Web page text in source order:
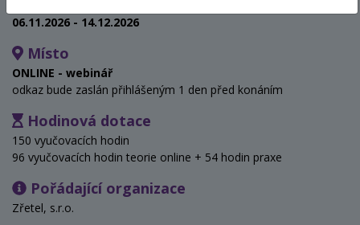
06.11.2026 - 14.12.2026
Místo
ONLINE - webinář
odkaz bude zaslán přihlášeným 1 den před konáním
Hodinová dotace
150 vyučovacích hodin
96 vyučovacích hodin teorie online + 54 hodin praxe
Pořádající organizace
Zřetel, s.r.o.